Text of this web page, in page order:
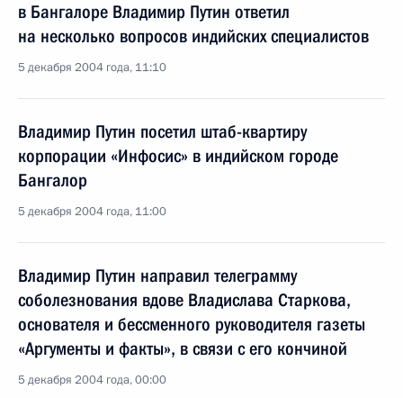
в Бангалоре Владимир Путин ответил
на несколько вопросов индийских специалистов
5 декабря 2004 года, 11:10
Владимир Путин посетил штаб-квартиру
корпорации «Инфосис» в индийском городе
Бангалор
5 декабря 2004 года, 11:00
Владимир Путин направил телеграмму
соболезнования вдове Владислава Старкова,
основателя и бессменного руководителя газеты
«Аргументы и факты», в связи с его кончиной
5 декабря 2004 года, 00:00